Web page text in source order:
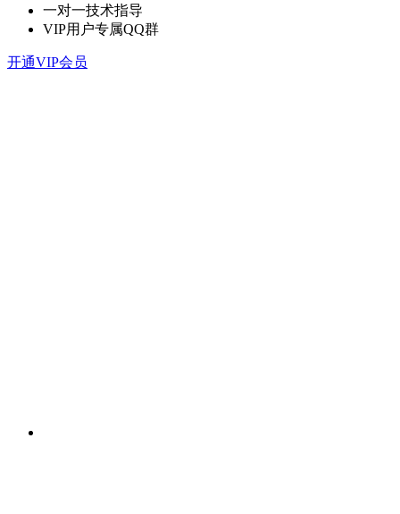
一对一技术指导
VIP用户专属QQ群
开通VIP会员